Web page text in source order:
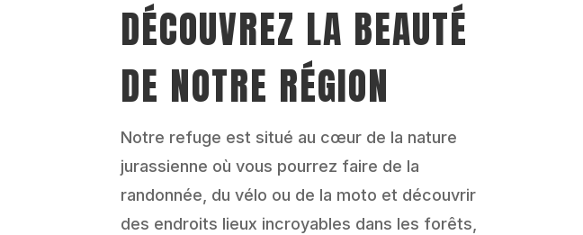
DÉCOUVREZ LA BEAUTÉ
DE NOTRE RÉGION
Notre refuge est situé au cœur de la nature
jurassienne où vous pourrez faire de la
randonnée, du vélo ou de la moto et découvrir
des endroits lieux incroyables dans les forêts,